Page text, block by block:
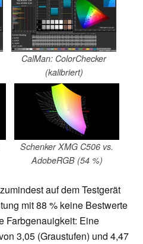
CalMan: ColorChecker
(kalibriert)
Schenker XMG C506 vs.
AdobeRGB (54 %)
auf dem Testgerät
mit 88 % keine Bestwerte
Farbgenauigkeit: Eine
3,05 (Graustufen) und 4,47